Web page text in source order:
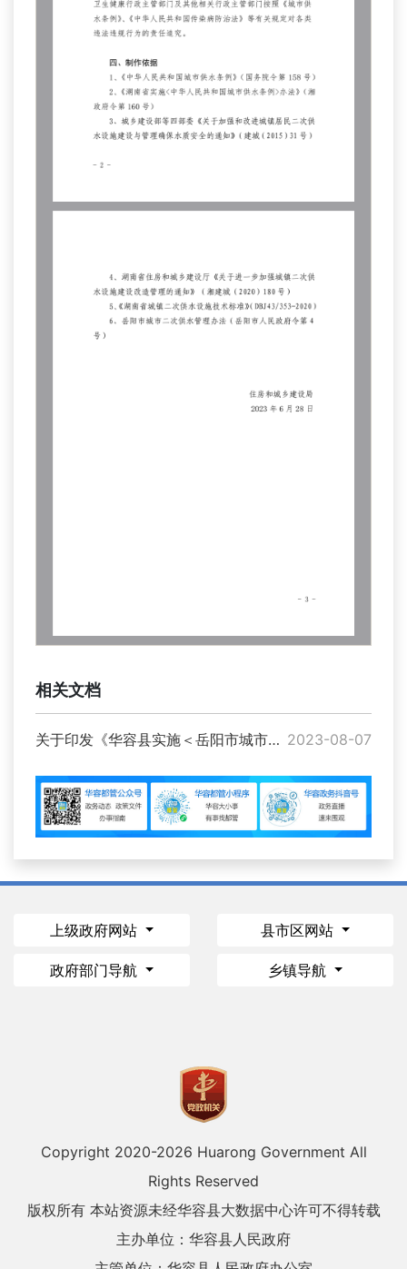
相关文档
关于印发《华容县实施＜岳阳市城市二次供水管理办法＞细则》的通知 2023-08-07
上级政府网站 县市区网站
政府部门导航 乡镇导航
Copyright 2020-2026 Huarong Government All
Rights Reserved
版权所有 本站资源未经华容县大数据中心许可不得转载
主办单位：华容县人民政府